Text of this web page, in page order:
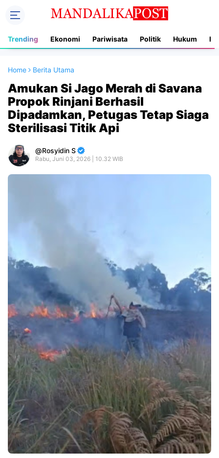
Trending Ekonomi Pariwisata Politik Hukum
Home Berita Utama
Amukan Si Jago Merah di Savana
Propok Rinjani Berhasil
Dipadamkan, Petugas Tetap Siaga
Sterilisasi Titik Api
Rosyidin S
Rabu, Juni 03, 2026 | 10.32 WIB